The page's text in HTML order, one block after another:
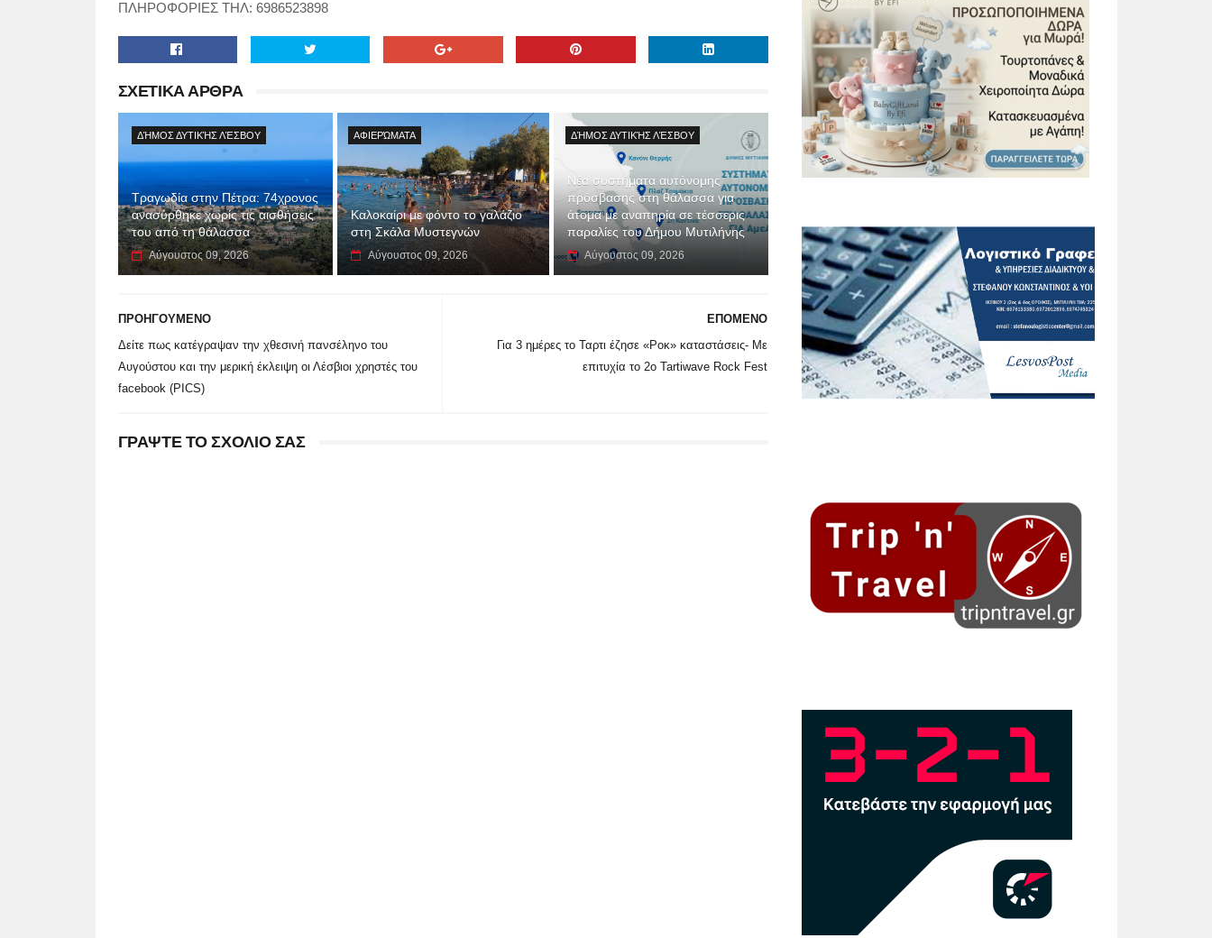
ΠΛΗΡΟΦΟΡΙΕΣ ΤΗΛ: 6986523898
ΣΧΕΤΙΚΑ ΑΡΘΡΑ
ΔΉΜΟΣ ΔΥΤΙΚΉΣ ΛΈΣΒΟΥ
Τραγωδία στην Πέτρα: 74χρονος
ανασύρθηκε χωρίς τις αισθήσεις
του από τη θάλασσα
Αύγουστος 09, 2026
ΑΦΙΕΡΏΜΑΤΑ
Καλοκαίρι με φόντο το γαλάζιο
στη Σκάλα Μυστεγνών
Αύγουστος 09, 2026
ΔΉΜΟΣ ΔΥΤΙΚΉΣ ΛΈΣΒΟΥ
Νέα συστήματα αυτόνομης
πρόσβασης στη θάλασσα για
άτομα με αναπηρία σε τέσσερις
παραλίες του Δήμου Μυτιλήνης
Αύγουστος 09, 2026
ΕΠΟΜΕΝΟ
Για 3 ημέρες το Ταρτι έζησε «Ροκ» καταστάσεις- Με
επιτυχία το 2ο Tartiwave Rock Fest
ΠΡΟΗΓΟΥΜΕΝΟ
Δείτε πως κατέγραψαν την χθεσινή πανσέληνο του
Αυγούστου και την μερική έκλειψη οι Λέσβιοι χρηστές του
facebook (PICS)
ΓΡΑΨΤΕ ΤΟ ΣΧΟΛΙΟ ΣΑΣ